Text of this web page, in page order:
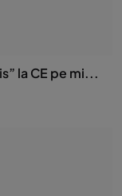
la CE pe mi...